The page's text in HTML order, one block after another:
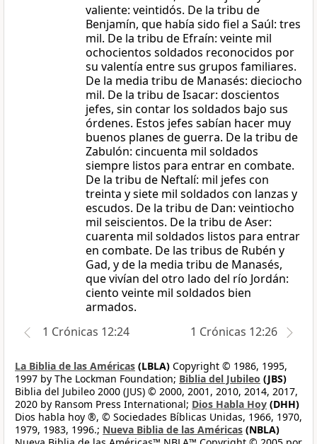
valiente: veintidós. De la tribu de
Benjamín, que había sido fiel a Saúl: tres
mil. De la tribu de Efraín: veinte mil
ochocientos soldados reconocidos por
su valentía entre sus grupos familiares.
De la media tribu de Manasés: dieciocho
mil. De la tribu de Isacar: doscientos
jefes, sin contar los soldados bajo sus
órdenes. Estos jefes sabían hacer muy
buenos planes de guerra. De la tribu de
Zabulón: cincuenta mil soldados
siempre listos para entrar en combate.
De la tribu de Neftalí: mil jefes con
treinta y siete mil soldados con lanzas y
escudos. De la tribu de Dan: veintiocho
mil seiscientos. De la tribu de Aser:
cuarenta mil soldados listos para entrar
en combate. De las tribus de Rubén y
Gad, y de la media tribu de Manasés,
que vivían del otro lado del río Jordán:
ciento veinte mil soldados bien
armados.
1 Crónicas 12:24
1 Crónicas 12:26
La Biblia de las Américas (LBLA) Copyright © 1986, 1995,
1997 by The Lockman Foundation; Biblia del Jubileo (JBS)
Biblia del Jubileo 2000 (JUS) © 2000, 2001, 2010, 2014, 2017,
2020 by Ransom Press International; Dios Habla Hoy (DHH)
Dios habla hoy ®, © Sociedades Bíblicas Unidas, 1966, 1970,
1979, 1983, 1996.; Nueva Biblia de las Américas (NBLA)